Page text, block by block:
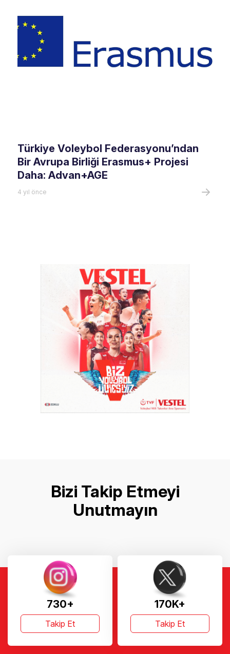
Türkiye Voleybol Federasyonu’ndan
Bir Avrupa Birliği Erasmus+ Projesi
Daha: Advan+AGE
4 yıl önce
Bizi Takip Etmeyi
Unutmayın
730+
Takip Et
170K+
Takip Et